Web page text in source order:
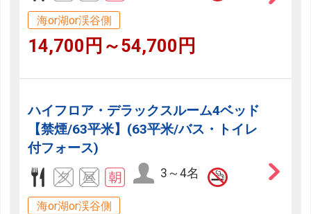
海or湖or渓谷側
14,700円～54,700円
ハイフロア・デラックスルーム4ベッド
【禁煙/63平米】(63平米/バス・トイレ
付フォース)
3～4名
海or湖or渓谷側